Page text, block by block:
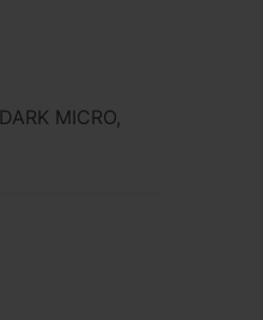
MICRO,